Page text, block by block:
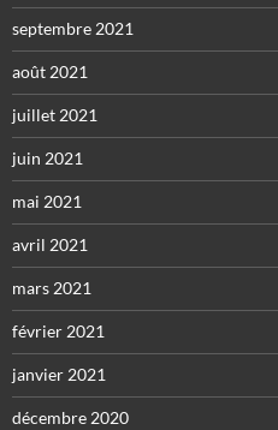
septembre 2021
août 2021
juillet 2021
juin 2021
mai 2021
avril 2021
mars 2021
février 2021
janvier 2021
décembre 2020